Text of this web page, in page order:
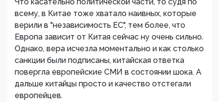
всему, в Китае тоже хватало наивных, которые
верили в "независимость ЕС", тем более, что
Европа зависит от Китая сейчас ну очень сильно.
Однако, вера исчезла моментально и как столько
санкции были подписаны, китайская ответка
повергла европейские СМИ в состоянии шока. А
дальше китайцы просто и качество отстегали
европейцев.